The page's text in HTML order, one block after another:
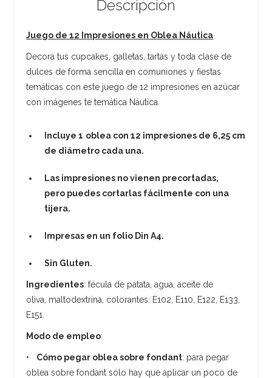
Descripción
Juego de 12 Impresiones en Oblea Náutica
Decora tus cupcakes, galletas, tartas y toda clase de
dulces de forma sencilla en comuniones y fiestas
temáticas con este juego de 12 impresiones en azúcar
con imágenes te temática Náutica.
Incluye 1 oblea con 12 impresiones de 6,25 cm
de diámetro cada una.
Las impresiones no vienen precortadas,
pero puedes cortarlas fácilmente con una
tijera.
Impresas en un folio Din A4.
Sin Gluten.
Ingredientes: fécula de patata, agua, aceite de
oliva, maltodextrina, colorantes: E102, E110, E122, E133,
E151.
Modo de empleo:
• Cómo pegar oblea sobre fondant: para pegar
oblea sobre fondant sólo hay que aplicar un poco de